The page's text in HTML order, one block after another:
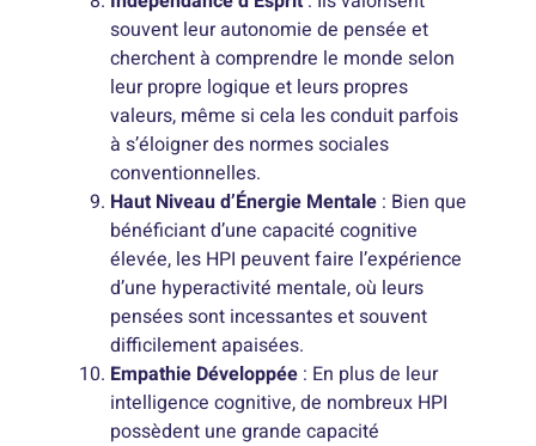
souvent leur autonomie de pensée et
cherchent à comprendre le monde selon
leur propre logique et leurs propres
valeurs, même si cela les conduit parfois
à s’éloigner des normes sociales
conventionnelles.
Haut Niveau d’Énergie Mentale : Bien que
bénéficiant d’une capacité cognitive
élevée, les HPI peuvent faire l’expérience
d’une hyperactivité mentale, où leurs
pensées sont incessantes et souvent
difficilement apaisées.
Empathie Développée : En plus de leur
intelligence cognitive, de nombreux HPI
possèdent une grande capacité